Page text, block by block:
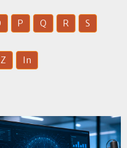
P Q R S
Z In